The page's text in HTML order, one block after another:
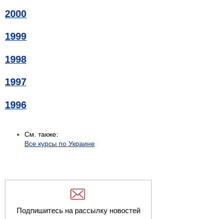
2000
1999
1998
1997
1996
См. также:
Все курсы по Украине
Подпишитесь на рассылку новостей